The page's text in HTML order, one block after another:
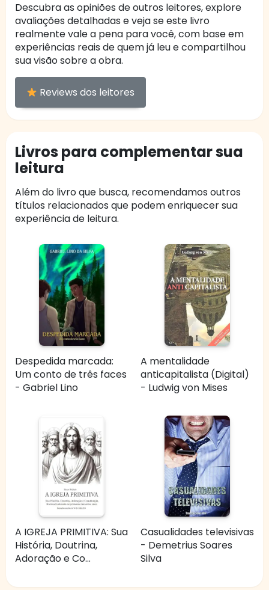
Descubra as opiniões de outros leitores, explore
avaliações detalhadas e veja se este livro
realmente vale a pena para você, com base em
experiências reais de quem já leu e compartilhou
sua visão sobre a obra.
Reviews dos leitores
Livros para complementar sua
leitura
Além do livro que busca, recomendamos outros
títulos relacionados que podem enriquecer sua
experiência de leitura.
Despedida marcada:
Um conto de três faces
- Gabriel Lino
A mentalidade
anticapitalista (Digital)
- Ludwig von Mises
A IGREJA PRIMITIVA: Sua
História, Doutrina,
Adoração e Co...
Casualidades televisivas
- Demetrius Soares
Silva